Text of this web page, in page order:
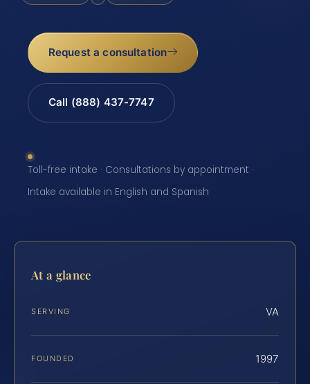
Request a consultation
Call (888) 437-7747
Toll-free intake · Consultations by appointment ·
Intake available in English and Spanish
At a glance
SERVING VA
FOUNDED 1997